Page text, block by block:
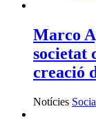
Marco
societat
creació
Notícies